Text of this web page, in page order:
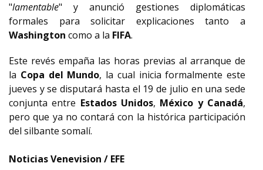
"lamentable" y anunció gestiones diplomáticas
formales para solicitar explicaciones tanto a
Washington como a la FIFA.
Este revés empaña las horas previas al arranque de
la Copa del Mundo, la cual inicia formalmente este
jueves y se disputará hasta el 19 de julio en una sede
conjunta entre Estados Unidos, México y Canadá,
pero que ya no contará con la histórica participación
del silbante somalí.
Noticias Venevision / EFE